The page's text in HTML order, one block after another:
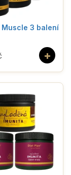
Muscle 3 balení
+